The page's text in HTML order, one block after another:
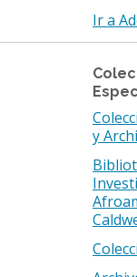
Ir a
y